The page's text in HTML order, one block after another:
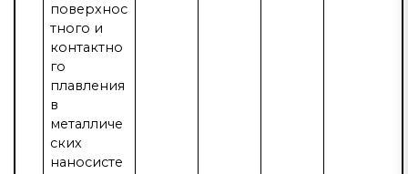
поверхнос
тного и
контактно
го
плавления
в
металличе
ских
наносисте